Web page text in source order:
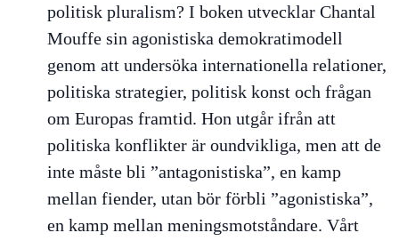
politisk pluralism? I boken utvecklar Chantal
Mouffe sin agonistiska demokratimodell
genom att undersöka internationella relationer,
politiska strategier, politisk konst och frågan
om Europas framtid. Hon utgår ifrån att
politiska konflikter är oundvikliga, men att de
inte måste bli ”antagonistiska”, en kamp
mellan fiender, utan bör förbli ”agonistiska”,
en kamp mellan meningsmotståndare. Vårt